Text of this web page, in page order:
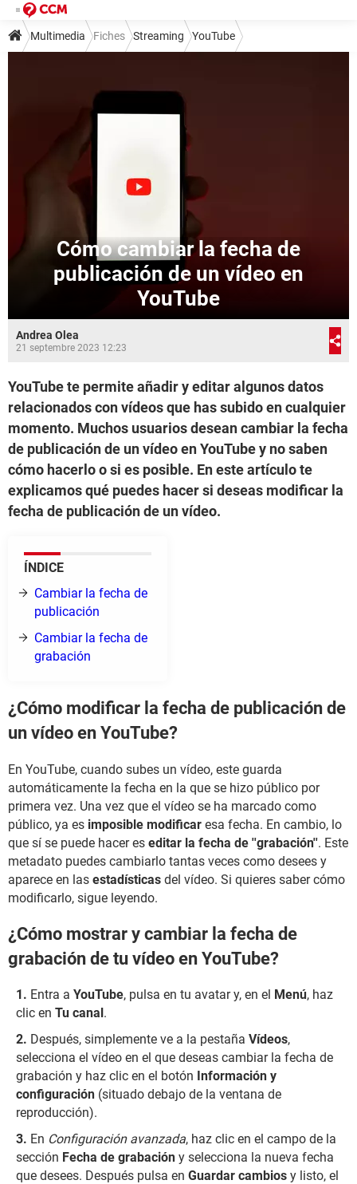
Multimedia Fiches Streaming YouTube
Cómo cambiar la fecha de
publicación de un vídeo en
YouTube
Andrea Olea
21 septembre 2023 12:23
YouTube te permite añadir y editar algunos datos
relacionados con vídeos que has subido en cualquier
momento. Muchos usuarios desean cambiar la fecha
de publicación de un vídeo en YouTube y no saben
cómo hacerlo o si es posible. En este artículo te
explicamos qué puedes hacer si deseas modificar la
fecha de publicación de un vídeo.
ÍNDICE
Cambiar la fecha de
publicación
Cambiar la fecha de
grabación
¿Cómo modificar la fecha de publicación de
un vídeo en YouTube?
En YouTube, cuando subes un vídeo, este guarda
automáticamente la fecha en la que se hizo público por
primera vez. Una vez que el vídeo se ha marcado como
público, ya es imposible modificar esa fecha. En cambio, lo
que sí se puede hacer es editar la fecha de ''grabación''. Este
metadato puedes cambiarlo tantas veces como desees y
aparece en las estadísticas del vídeo. Si quieres saber cómo
modificarlo, sigue leyendo.
¿Cómo mostrar y cambiar la fecha de
grabación de tu vídeo en YouTube?
Entra a YouTube, pulsa en tu avatar y, en el Menú, haz
clic en Tu canal.
Después, simplemente ve a la pestaña Vídeos,
selecciona el vídeo en el que deseas cambiar la fecha de
grabación y haz clic en el botón Información y
configuración (situado debajo de la ventana de
reproducción).
En Configuración avanzada, haz clic en el campo de la
sección Fecha de grabación y selecciona la nueva fecha
que desees. Después pulsa en Guardar cambios y listo, el